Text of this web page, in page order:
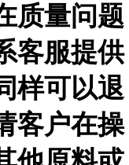
质量问题
客服提供
样可以退
客户在操